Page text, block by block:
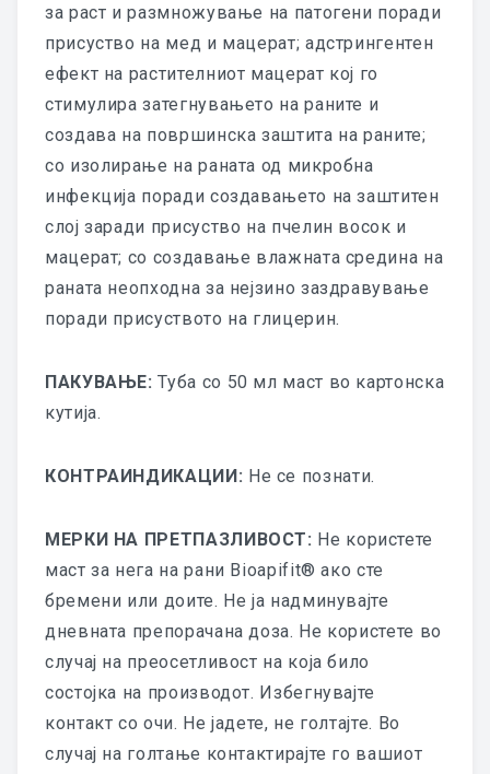
PET DERMO FORMULA
PET BRAIN FORMULA
PET BOWEL FORMULA
PET ARTRO FORMULA
ЗА СТРУЧНА ЈАВНОСТ
ВИДЕО ПРЕЗЕНТАЦИИ
КЛИНИЧКИ СТУДИИ
ГУНА БИОТЕРАПИЈА
ЕСТЕТИКА
СТОМАТОЛОГИЈА
ПУБЛИКАЦИИ
за раст и размножување на патогени поради
присуство на мед и мацерат; адстрингентен
ефект на растителниот мацерат кој го
стимулира затегнувањето на раните и
создава на површинска заштита на раните;
со изолирање на раната од микробна
инфекција поради создавањето на заштитен
слој заради присуство на пчелин восок и
мацерат; со создавање влажната средина на
раната неопходна за нејзино заздравување
поради присуството на глицерин.
ПАКУВАЊЕ: Туба со 50 мл маст во картонска
кутија.
КОНТРАИНДИКАЦИИ: Не се познати.
МЕРКИ НА ПРЕТПАЗЛИВОСТ: Не користете
маст за нега на рани Bioapifit® ако сте
бремени или доите. Не ја надминувајте
дневната препорачана доза. Не користете во
случај на преосетливост на која било
состојка на производот. Избегнувајте
контакт со очи. Не јадете, не голтајте. Во
случај на голтање контактирајте го вашиот